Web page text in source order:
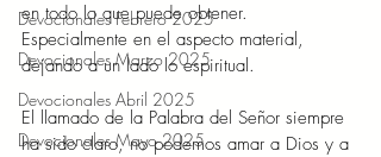
Devocionales Febrero 2025
Devocionales Marzo 2025
Devocionales Abril 2025
Devocionales Mayo 2025
en todo lo que puede obtener.
Especialmente en el aspecto material,
dejando a un lado lo espiritual.
El llamado de la Palabra del Señor siempre
ha sido claro, no podemos amar a Dios y a